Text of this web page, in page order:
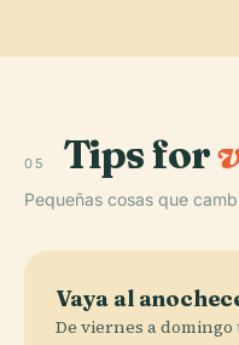
05 Tips for
Pequeñas cosas que
Vaya al
De viernes a